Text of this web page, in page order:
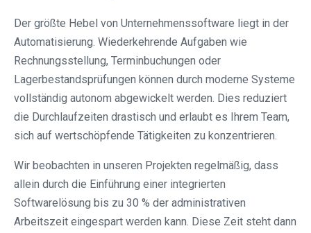
Der größte Hebel von Unternehmenssoftware liegt in der
Automatisierung. Wiederkehrende Aufgaben wie
Rechnungsstellung, Terminbuchungen oder
Lagerbestandsprüfungen können durch moderne Systeme
vollständig autonom abgewickelt werden. Dies reduziert
die Durchlaufzeiten drastisch und erlaubt es Ihrem Team,
sich auf wertschöpfende Tätigkeiten zu konzentrieren.
Wir beobachten in unseren Projekten regelmäßig, dass
allein durch die Einführung einer integrierten
Softwarelösung bis zu 30 % der administrativen
Arbeitszeit eingespart werden kann. Diese Zeit steht dann